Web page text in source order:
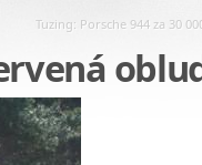
Tuzing: Porsche 944 za 30